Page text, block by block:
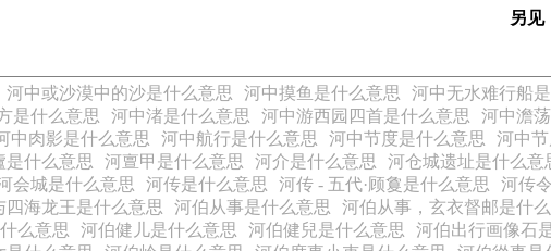
另
河中或沙漠中的沙是什么意思 河中摸鱼是什么意思 河中无水难行船
是什么意思 河中渚是什么意思 河中游西园四首是什么意思
河中澹
中肉影是什么意思 河中航行是什么意思 河中节度是什么意思 河中
是什么意思 河亶甲是什么意思 河介是什么意思 河仓城遗址是什么意
会城是什么意思 河传是什么意思 河传 - 五代·顾敻是什么意思 河传
四海龙王是什么意思 河伯从事是什么意思 河伯从事，玄衣督邮是什
么意思 河伯健儿是什么意思 河伯健兒是什么意思 河伯出行画像石